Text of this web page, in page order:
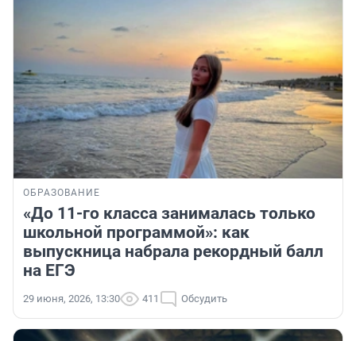
ОБРАЗОВАНИЕ
«До 11-го класса занималась только
школьной программой»: как
выпускница набрала рекордный балл
на ЕГЭ
29 июня, 2026, 13:30 411 Обсудить